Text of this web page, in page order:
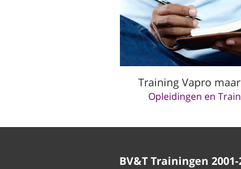
Training Vapro
Opleidingen en
BV&T Trainingen 2001-